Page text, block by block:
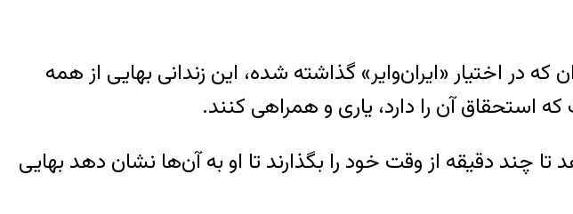
در اختیار «ایران‌وایر» گذاشته شده، این زندانی بهایی از همه‌
استحقاق آن را دارد، یاری و همراهی کنند.
چند دقیقه از وقت خود را بگذارند تا او به آن‌ها نشان دهد بهایی